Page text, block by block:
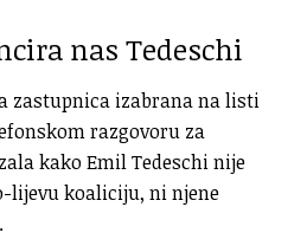
nas Tedeschi
zastupnica izabrana na listi
razgovoru za
kako Emil Tedeschi nije
lijevu koaliciju, ni njene